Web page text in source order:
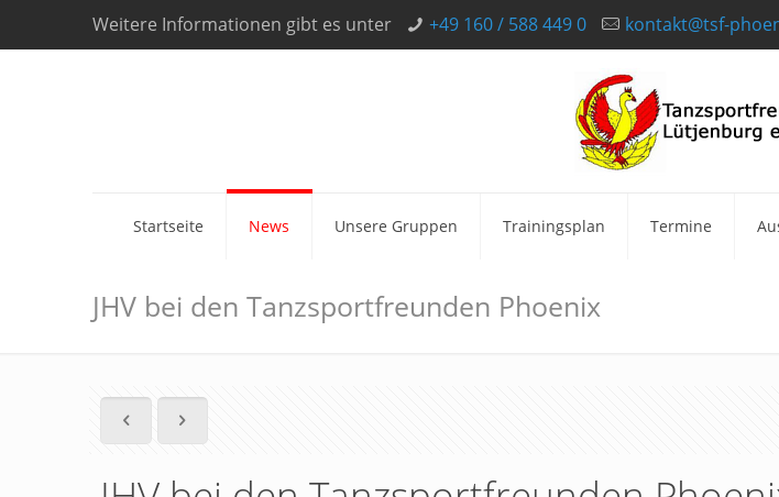
Weitere Informationen gibt es unter +49 160 / 588 449 0 kontakt@tsf-
Startseite News Unsere Gruppen Trainingsplan Termine
JHV bei den Tanzsportfreunden Phoenix